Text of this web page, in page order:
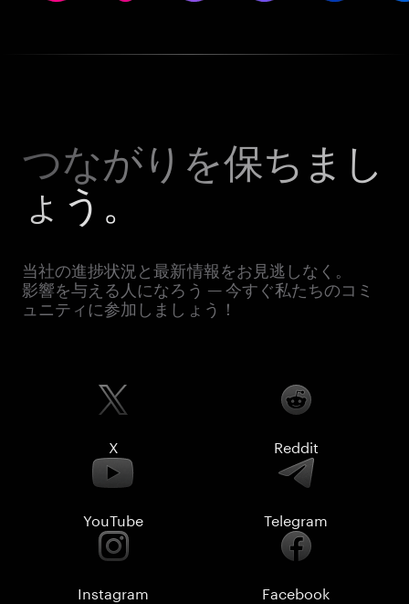
つながりを保ちまし
ょう。
当社の進捗状況と最新情報をお見逃しなく。
影響を与える人になろう — 今すぐ私たちのコミ
ュニティに参加しましょう！
X Reddit
YouTube Telegram
Instagram Facebook